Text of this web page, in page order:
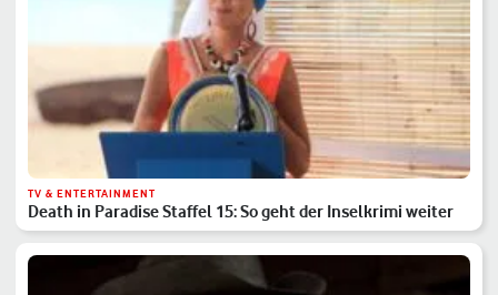
TV & ENTERTAINMENT
Death in Paradise Staffel 15: So geht der Inselkrimi weiter